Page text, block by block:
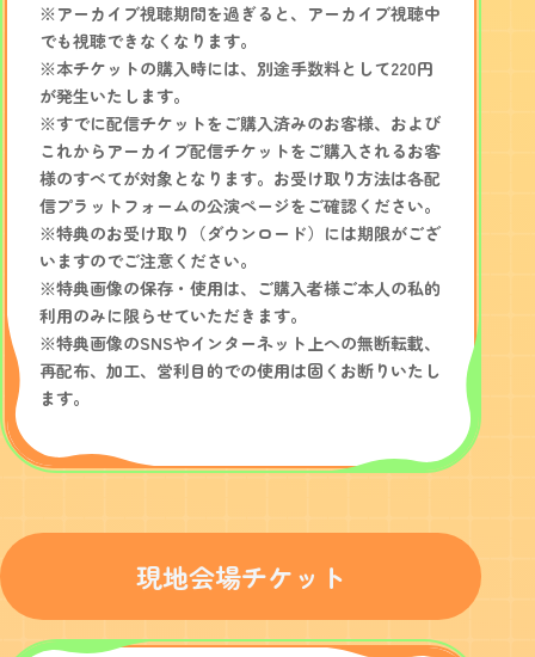
※アーカイブ視聴期間を過ぎると、アーカイブ視聴中
でも視聴できなくなります。
※本チケットの購入時には、別途手数料として220円
が発生いたします。
※すでに配信チケットをご購入済みのお客様、および
これからアーカイブ配信チケットをご購入されるお客
様のすべてが対象となります。お受け取り方法は各配
信プラットフォームの公演ページをご確認ください。
※特典のお受け取り（ダウンロード）には期限がござ
いますのでご注意ください。
※特典画像の保存・使用は、ご購入者様ご本人の私的
利用のみに限らせていただきます。
※特典画像のSNSやインターネット上への無断転載、
再配布、加工、営利目的での使用は固くお断りいたし
ます。
現地会場チケット